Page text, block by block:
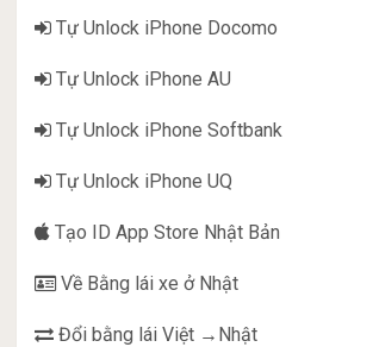
Tự Unlock iPhone Docomo
Tự Unlock iPhone AU
Tự Unlock iPhone Softbank
Tự Unlock iPhone UQ
Tạo ID App Store Nhật Bản
Về Bằng lái xe ở Nhật
Đổi bằng lái Việt →Nhật